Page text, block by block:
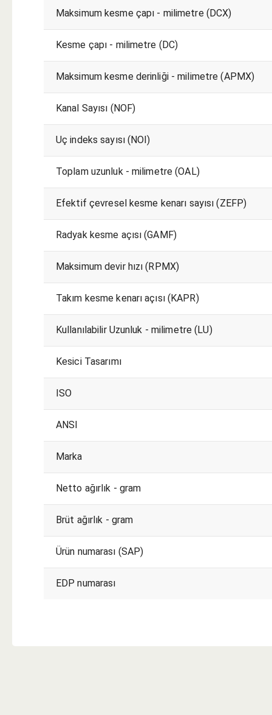
Maksimum kesme çapı - milimetre (DCX)
Kesme çapı - milimetre (DC)
Maksimum kesme derinliği - milimetre (APMX)
Kanal Sayısı (NOF)
Uç indeks sayısı (NOI)
Toplam uzunluk - milimetre (OAL)
Efektif çevresel kesme kenarı sayısı (ZEFP)
Radyak kesme açısı (GAMF)
Maksimum devir hızı (RPMX)
Takım kesme kenarı açısı (KAPR)
Kullanılabilir Uzunluk - milimetre (LU)
Kesici Tasarımı
ISO
ANSI
Marka
Netto ağırlık - gram
Brüt ağırlık - gram
Ürün numarası (SAP)
EDP numarası